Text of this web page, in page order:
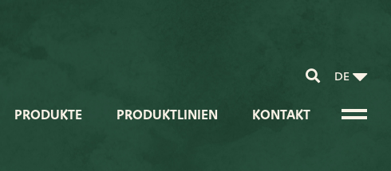
DE
PRODUKTE PRODUKTLINIEN KONTAKT